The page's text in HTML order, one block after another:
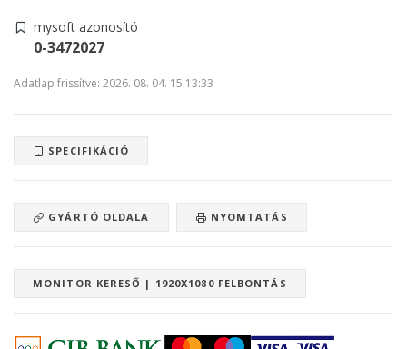
mysoft azonosító
0-3472027
Adatlap frissítve: 2026. 08. 04. 15:13:33
SPECIFIKÁCIÓ
GYÁRTÓ OLDALA NYOMTATÁS
MONITOR KERESŐ | 1920X1080 FELBONTÁS